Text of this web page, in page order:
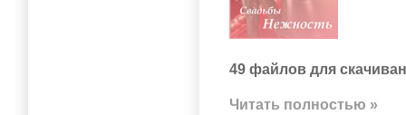
49 файлов для
Читать полностью »